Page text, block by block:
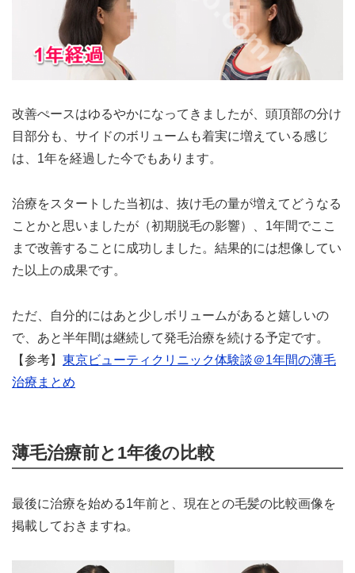
改善ぺースはゆるやかになってきましたが、頭頂部の分け
目部分も、サイドのボリュームも着実に増えている感じ
は、1年を経過した今でもあります。
治療をスタートした当初は、抜け毛の量が増えてどうなる
ことかと思いましたが（初期脱毛の影響）、1年間でここ
まで改善することに成功しました。結果的には想像してい
た以上の成果です。
ただ、自分的にはあと少しボリュームがあると嬉しいの
で、あと半年間は継続して発毛治療を続ける予定です。
【参考】 東京ビューティクリニック体験談＠1年間の薄毛
治療まとめ
薄毛治療前と1年後の比較
最後に治療を始める1年前と、現在との毛髪の比較画像を
掲載しておきますね。